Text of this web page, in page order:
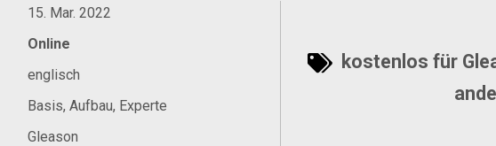
15. Mar. 2022
Online
englisch
Basis, Aufbau, Experte
Gleason
kostenlos für